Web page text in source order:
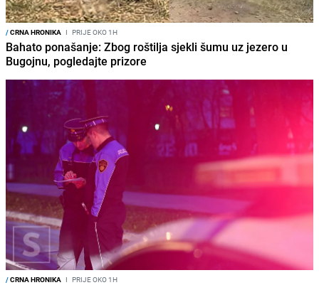
/CRNA HRONIKA I PRIJE OKO 1H
Bahato ponašanje: Zbog roštilja sjekli šumu uz jezero u
Bugojnu, pogledajte prizore
/CRNA HRONIKA I PRIJE OKO 1H